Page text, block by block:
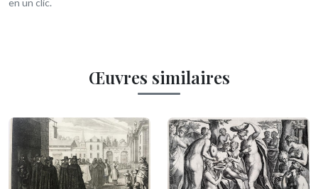
en un clic.
Œuvres similaires